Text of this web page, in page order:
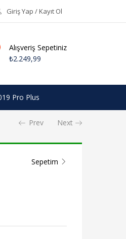
Giriş Yap / Kayıt Ol
Alışveriş Sepetiniz
₺2.249,99
Pro Plus
Prev Next
Sepetim